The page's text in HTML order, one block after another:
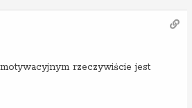
rzeczywiście jest